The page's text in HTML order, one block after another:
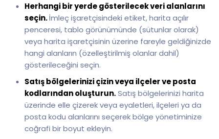
Herhangi bir yerde gösterilecek veri alanlarını
seçin.İmleç işaretçisindeki etiket, harita açılır
penceresi, tablo görünümünde (sütunlar olarak)
veya harita işaretçisinin üzerine fareyle geldiğinizde
hangi alanların (özelleştirilmiş olanlar dahil)
gösterileceğini seçin.
Satış bölgelerinizi çizin veya ilçeler ve posta
kodlarından oluşturun.Satış bölgelerinizi harita
üzerinde elle çizerek veya eyaletleri, ilçeleri ya da
posta kodu alanlarını seçerek bölge yönetiminize
coğrafi bir boyut ekleyin.